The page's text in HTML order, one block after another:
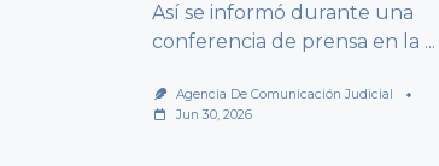
Así se informó durante una
conferencia de prensa en la ...
Agencia De Comunicación Judicial
Jun 30, 2026